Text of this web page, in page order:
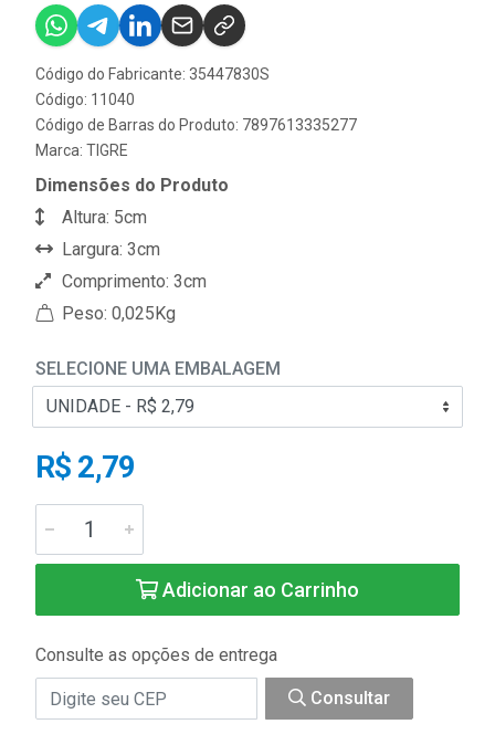
Código do Fabricante: 35447830S
Código: 11040
Código de Barras do Produto: 7897613335277
Marca: TIGRE
Dimensões do Produto
Altura: 5cm
Largura: 3cm
Comprimento: 3cm
Peso: 0,025Kg
SELECIONE UMA EMBALAGEM
R$ 2,79
Adicionar ao Carrinho
Consulte as opções de entrega
Consultar